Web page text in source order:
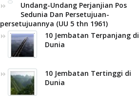
Undang-Undang Perjanjian Pos
Sedunia Dan Persetujuan-
persetujuannya (UU 5 thn 1961)
10 Jembatan Terpanjang di
Dunia
10 Jembatan Tertinggi di
Dunia